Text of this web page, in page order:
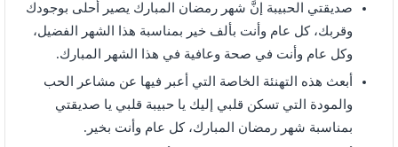
صديقتي الحبيبة إنَّ شهر رمضان المبارك يصير أحلى بوجودك
وقربك، كل عام وأنت بألف خير بمناسبة هذا الشهر الفضيل،
وكل عام وأنت في صحة وعافية في هذا الشهر المبارك.
أبعث هذه التهنئة الخاصة التي أعبر فيها عن مشاعر الحب
والمودة التي تسكن قلبي إليك يا حبيبة قلبي يا صديقتي
بمناسبة شهر رمضان المبارك، كل عام وأنت بخير.